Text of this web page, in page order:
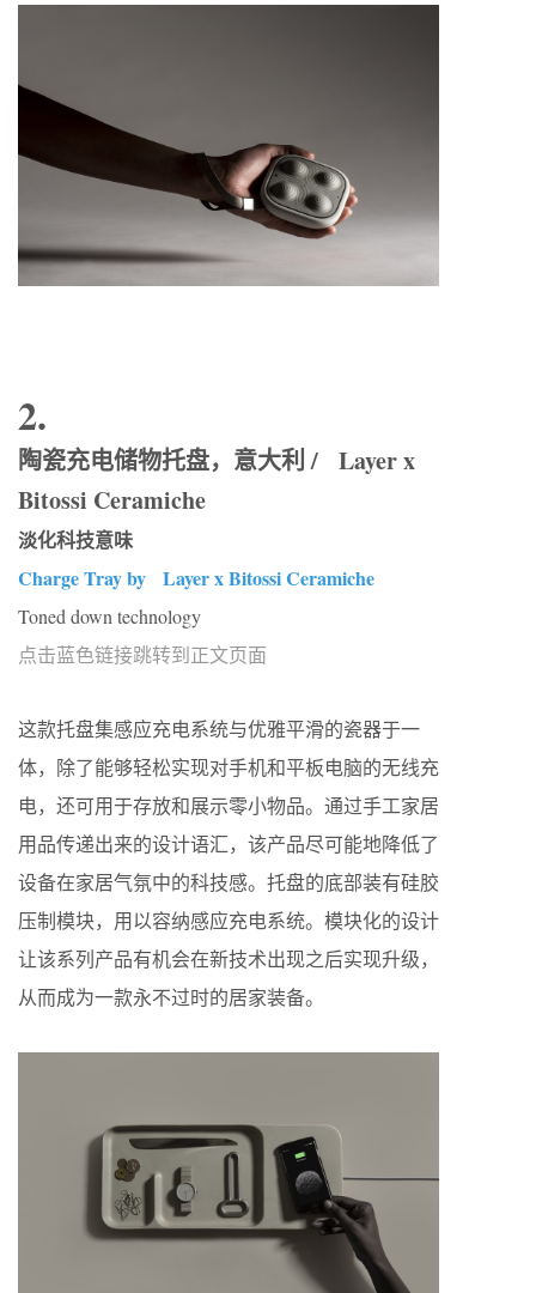
2.
陶瓷充电储物托盘，意大利 / Layer x
Bitossi Ceramiche
淡化科技意味
Charge Tray by Layer x Bitossi Ceramiche
Toned down technology
点击蓝色链接跳转到正文页面
这款托盘集感应充电系统与优雅平滑的瓷器于一
体，除了能够轻松实现对手机和平板电脑的无线充
电，还可用于存放和展示零小物品。通过手工家居
用品传递出来的设计语汇，该产品尽可能地降低了
设备在家居气氛中的科技感。托盘的底部装有硅胶
压制模块，用以容纳感应充电系统。模块化的设计
让该系列产品有机会在新技术出现之后实现升级，
从而成为一款永不过时的居家装备。